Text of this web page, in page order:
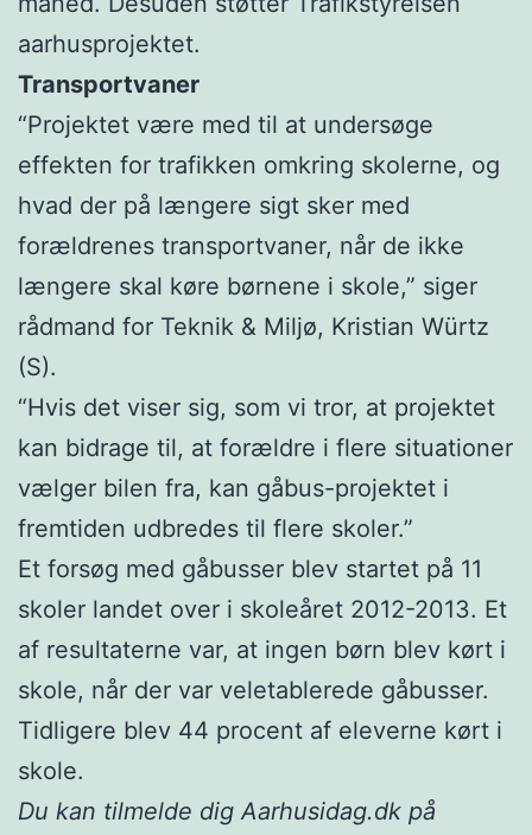
aarhusprojektet.
Transportvaner
“Projektet være med til at undersøge
effekten for trafikken omkring skolerne, og
hvad der på længere sigt sker med
forældrenes transportvaner, når de ikke
længere skal køre børnene i skole,” siger
rådmand for Teknik & Miljø, Kristian Würtz
(S).
“Hvis det viser sig, som vi tror, at projektet
kan bidrage til, at forældre i flere situationer
vælger bilen fra, kan gåbus-projektet i
fremtiden udbredes til flere skoler.”
Et forsøg med gåbusser blev startet på 11
skoler landet over i skoleåret 2012-2013. Et
af resultaterne var, at ingen børn blev kørt i
skole, når der var veletablerede gåbusser.
Tidligere blev 44 procent af eleverne kørt i
skole.
Du kan tilmelde dig Aarhusidag.dk på